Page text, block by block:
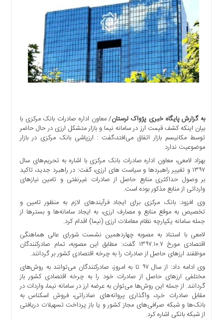
اقتصادی
ورزشی
فرهنگی
آموزشی
دسترسی
سریع
ارتباط
برگه
نمونه
تعرفه
درباره
اخبار
سایت
ارتباط
به گزارش پایگاه خبری پژواک لرستان/ معاون اداره صادرات بانک مرکزی با
بیان اینکه کشف قیمت ارز در سامانه نیما و بازار متشکل ارزی در حال حاضر
توسط مکانیسم بازار اتفاق می‌افتد،گفت : ارزپاشی بانک مرکزی در بازار
موضوعیت ندارد.
بهزاد لامعی، معاون اداره صادرات بانک مرکزی با اشاره به تحریم‌های سال
۱۳۹۷ و تغییر راهبردها و سیاست های ارزی، گفت: در راهبرد جدید، تاکید
بر وصول حداکثری منابع حاصل از صادرات غیرنفتی و تامین نیازهای
وارداتی از منابع مذکور بوده است.
وی افزود: بانک مرکزی برای ایجاد فرآیندهای لازم به منظور تامین و
تخصیص به موقع منابع و مصارف ارزی، به ایجاد سامانه‌ها و بسترها از
جمله سامانه یکپارچه نظام معاملات ارزی (نیما) اقدام کرد.
لامعی با استناد به مصوبه چهاردهمین نشست شورای عالی هماهنگی
اقتصادی مورخ ۱۳۹۷.۱۰.۷ گفت: مطابق این مصوبه، تمام صادرکنندگان
موظفند ارزهای حاصل از صادرات را به چرخه اقتصادی کشور بر گردانند.
وی ادامه داد: از سال‌ ۹۷ تا به امروز، صادرکنندگان می‌توانند به روش‌های
مختلفی ارزهای حاصل از صادرات خود را به چرخه اقتصادی کشور باز
گردانند. از جمله این روش‌ها می‌توان به عرضه ارز در سامانه نیما، واردات در
مقابل صادرات خرد، واگذاری پروانه‌های صادراتی، فروش اسکناس به
بانک‌ها و شبکه صرافی‌های مجاز کشور و یا باز پرداخت تسهیلات دریافتی
از شبکه بانکی اشاره کرد.